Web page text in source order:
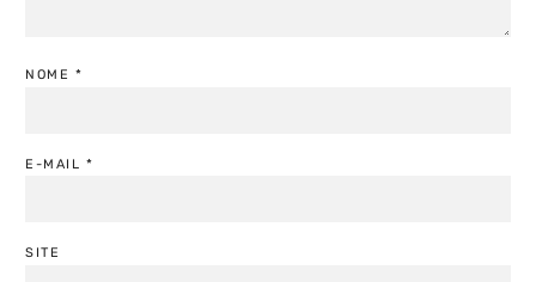
NOME *
E-MAIL *
SITE